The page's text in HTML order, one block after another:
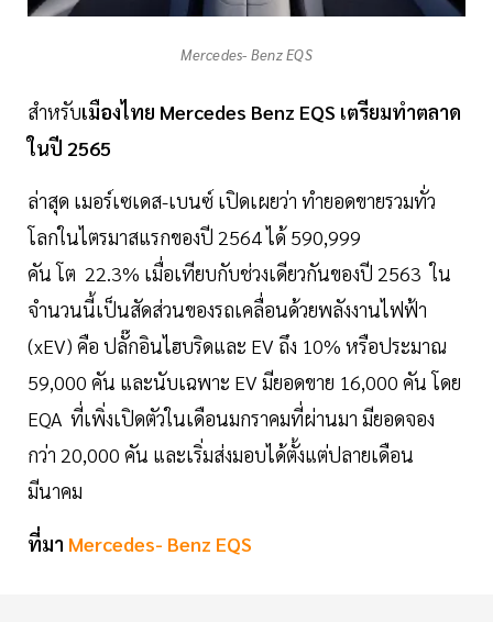
Mercedes- Benz EQS
สำหรับเมืองไทย Mercedes Benz EQS เตรียมทำตลาด
ในปี 2565
ล่าสุด เมอร์เซเดส-เบนซ์ เปิดเผยว่า ทำยอดขายรวมทั่ว
โลกในไตรมาสแรกของปี 2564 ได้ 590,999
คัน โต 22.3% เมื่อเทียบกับช่วงเดียวกันของปี 2563 ใน
จำนวนนี้เป็นสัดส่วนของรถเคลื่อนด้วยพลังงานไฟฟ้า
(xEV) คือ ปลั๊กอินไฮบริดและ EV ถึง 10% หรือประมาณ
59,000 คัน และนับเฉพาะ EV มียอดขาย 16,000 คัน โดย
EQA ที่เพิ่งเปิดตัวในเดือนมกราคมที่ผ่านมา มียอดจอง
กว่า 20,000 คัน และเริ่มส่งมอบได้ตั้งแต่ปลายเดือน
มีนาคม
ที่มา Mercedes- Benz EQS